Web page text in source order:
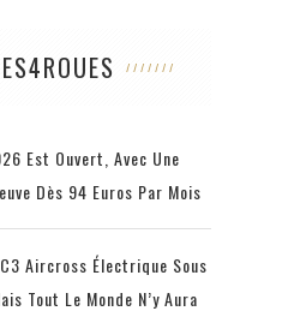
Est Ouvert, Avec Une
Dès 94 Euros Par Mois
Aircross Électrique Sous
Tout Le Monde N’y Aura